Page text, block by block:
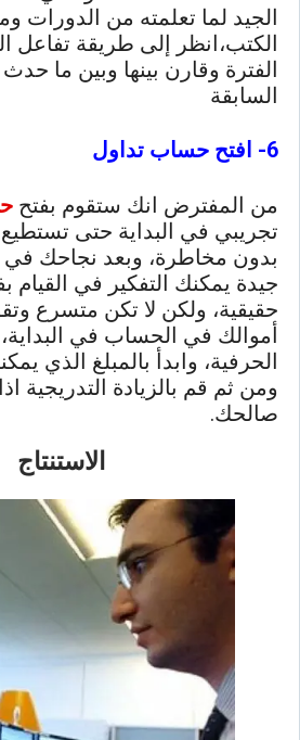
الجيد لما تعلمته من الدورات
الكتب،انظر إلى طريقة تفاعل
الفترة وقارن بينها وبين ما
السابقة
6- افتح حساب تداول
من المفترض انك ستقوم بفتح
تجريبي في البداية حتى
بدون مخاطرة، وبعد نجاحك في
جيدة يمكنك التفكير في
حقيقية، ولكن لا تكن متسرع
أموالك في الحساب في
الحرفية، وابدأ بالمبلغ الذي
ومن ثم قم بالزيادة التدريجية
صالحك.
الاستنتاج